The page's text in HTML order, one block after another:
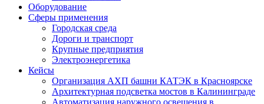
Оборудование
Сферы применения
Городская среда
Дороги и транспорт
Крупные предприятия
Электроэнергетика
Кейсы
Организация АХП башни КАТЭК в Красноярске
Архитектурная подсветка мостов в Калининграде
Автоматизация наружного освещения в